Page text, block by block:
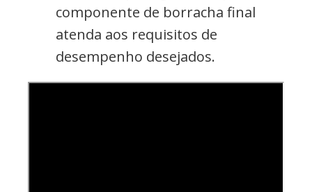
componente de borracha final
atenda aos requisitos de
desempenho desejados.